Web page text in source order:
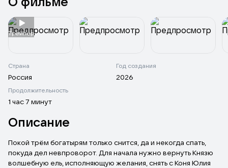
Tрейлер
Страна
Россия
Год создания
2026
Продолжительность
1 час 7 минут
Описание
Покой трём богатырям только снится, да и некогда спать,
покуда дел невпроворот. Для начала нужно вернуть Князю
волшебную ель, исполняющую желания, снять с Коня Юлия